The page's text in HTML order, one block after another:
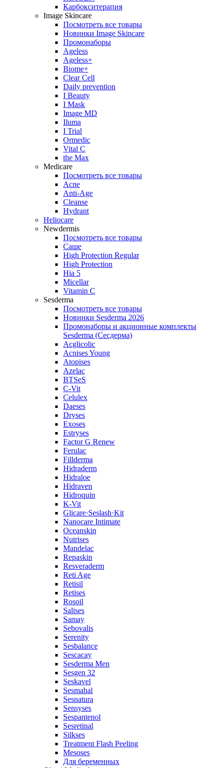
Карбокситерапия
Image Skincare
Посмотреть все товары
Новинки Image Skincare
Промонаборы
Ageless
Ageless+
Biome+
Clear Cell
Daily prevention
I Beauty
I Mask
Image MD
Iluma
I Trial
Ormedic
Vital C
the Max
Medicare
Посмотреть все товары
Acne
Anti‑Age
Cleanse
Hydrant
Heliocare
Newdermis
Посмотреть все товары
Саше
High Protection Regular
High Protection
Hia 5
Micellar
Vitamin C
Sesderma
Посмотреть все товары
Новинки Sesderma 2026
Промонаборы и акционные комплекты
Sesderma (Сесдерма)
Acglicolic
Acnises Young
Atopises
Azelac
BTSeS
C‑Vit
Celulex
Daeses
Dryses
Exoses
Estryses
Factor G Renew
Ferulac
Fillderma
Hidraderm
Hidraloe
Hidraven
Hidroquin
K-Vit
Glicare·Seslash·Kit
Nanocare Intimate
Oceanskin
Nutrises
Mandelac
Repaskin
Resveraderm
Reti Age
Retisil
Retises
Rosoil
Salises
Samay
Sebovalis
Serenity
Sesbalance
Sescacay
Sesderma Men
Sesgen 32
Seskavel
Sesmahal
Sesnatura
Sensyses
Sespantenol
Sesretinal
Silkses
Treatment Flash Peeling
Mesoses
Для беременных